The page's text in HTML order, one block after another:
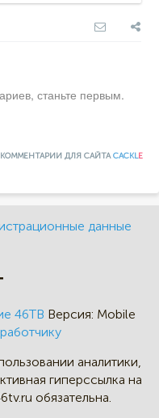
станьте первым.
КОММЕНТАРИИ ДЛЯ САЙТАCACKLE
данные
46ТВ Версия: Mobile
аналитики,
гиперссылка на
обязательна.